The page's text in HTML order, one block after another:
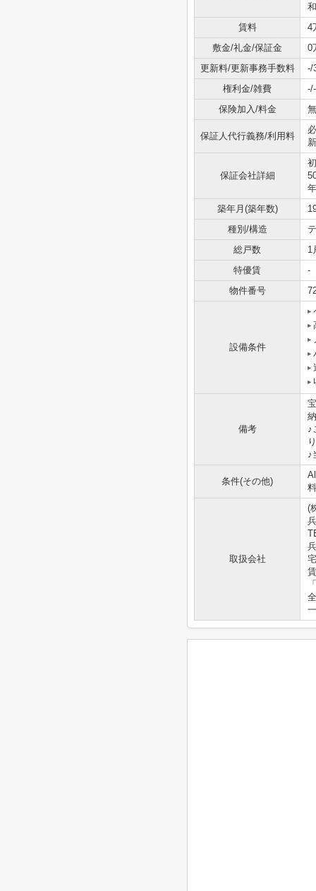
賃料
4
敷金/礼金/保証金
0
更新料/更新事務手数料
-/
権利金/雑費
-/-
保険加入/料金
保証人代行義務/利用料
保証会社詳細
年
築年月(築年数)
種別/構造
総戸数
1
特優賃
-
物件番号
設備条件
備考
♪
♪
条件(その他)
取扱会社
(